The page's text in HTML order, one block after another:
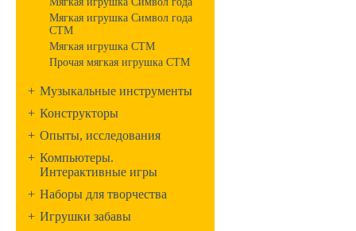
Мягкая игрушка Символ года
СТМ
Мягкая игрушка СТМ
Прочая мягкая игрушка СТМ
+ Музыкальные инструменты
+ Конструкторы
+ Опыты, исследования
+ Компьютеры.
Интерактивные игры
+ Наборы для творчества
+ Игрушки забавы